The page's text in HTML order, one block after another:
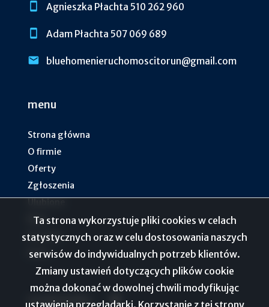
Agnieszka Płachta 510 262 960
Adam Płachta 507 069 689
bluehomenieruchomoscitorun@gmail.com
menu
Strona główna
O firmie
Oferty
Zgłoszenia
Blog
Kontakt
Rodo
social media Facebook
Ta strona wykorzystuje pliki cookies w celach
statystycznych oraz w celu dostosowania naszych
serwisów do indywidualnych potrzeb klientów.
Zmiany ustawień dotyczących plików cookie
można dokonać w dowolnej chwili modyfikując
ustawienia przeglądarki. Korzystanie z tej strony